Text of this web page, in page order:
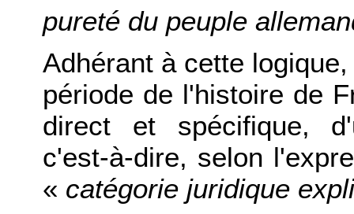
pureté du peuple
Adhérant à cette
période de l'histoire de
direct et spécifique,
c'est-à-dire, selon
« catégorie juridique